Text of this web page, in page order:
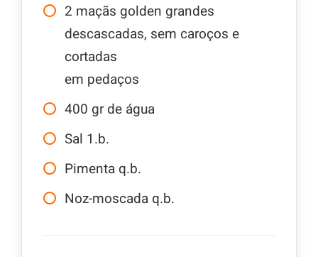
2 maçãs golden grandes
descascadas, sem caroços e
cortadas
em pedaços
400 gr de água
Sal 1.b.
Pimenta q.b.
Noz-moscada q.b.